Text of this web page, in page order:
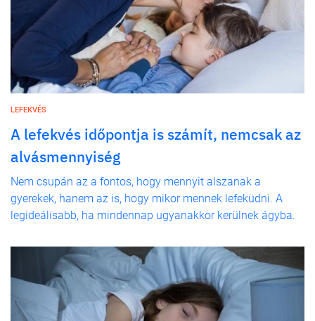
LEFEKVÉS
A lefekvés időpontja is számít, nemcsak az
alvásmennyiség
Nem csupán az a fontos, hogy mennyit alszanak a
gyerekek, hanem az is, hogy mikor mennek lefeküdni. A
legideálisabb, ha mindennap ugyanakkor kerülnek ágyba.